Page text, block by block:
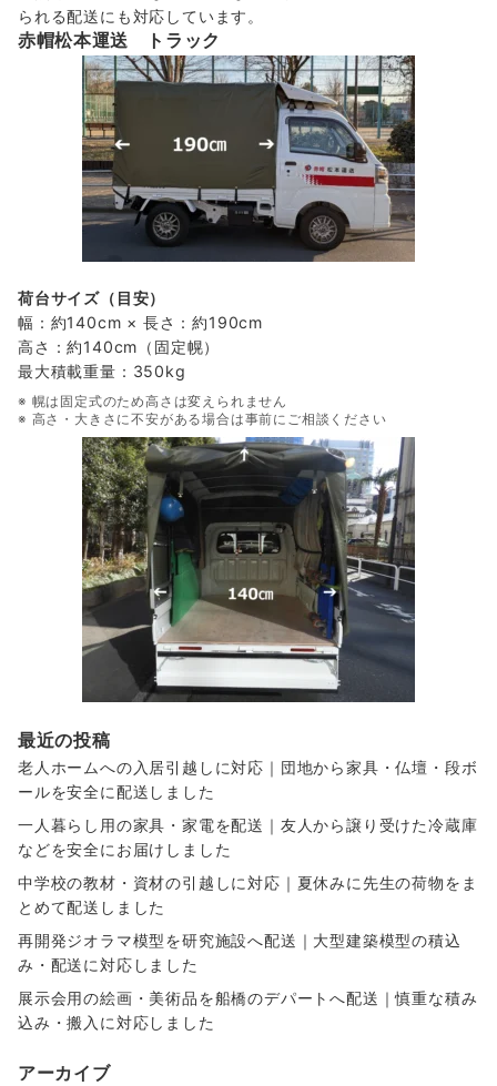
られる配送にも対応しています。
赤帽松本運送 トラック
荷台サイズ（目安）
幅：約140cm × 長さ：約190cm
高さ：約140cm（固定幌）
最大積載重量：350kg
※ 幌は固定式のため高さは変えられません
※ 高さ・大きさに不安がある場合は事前にご相談ください
最近の投稿
老人ホームへの入居引越しに対応｜団地から家具・仏壇・段ボ
ールを安全に配送しました
一人暮らし用の家具・家電を配送｜友人から譲り受けた冷蔵庫
などを安全にお届けしました
中学校の教材・資材の引越しに対応｜夏休みに先生の荷物をま
とめて配送しました
再開発ジオラマ模型を研究施設へ配送｜大型建築模型の積込
み・配送に対応しました
展示会用の絵画・美術品を船橋のデパートへ配送｜慎重な積み
込み・搬入に対応しました
アーカイブ